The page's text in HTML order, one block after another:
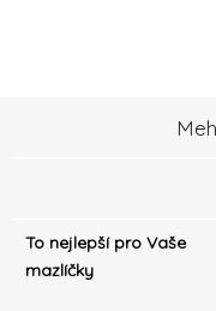
To nejlepší pro Vaše
mazlíčky